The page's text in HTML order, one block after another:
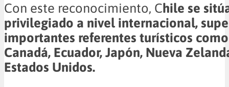
Con este reconocimiento, Chile se
privilegiado a nivel internacional,
importantes referentes turísticos
Canadá, Ecuador, Japón, Nueva
Estados Unidos.